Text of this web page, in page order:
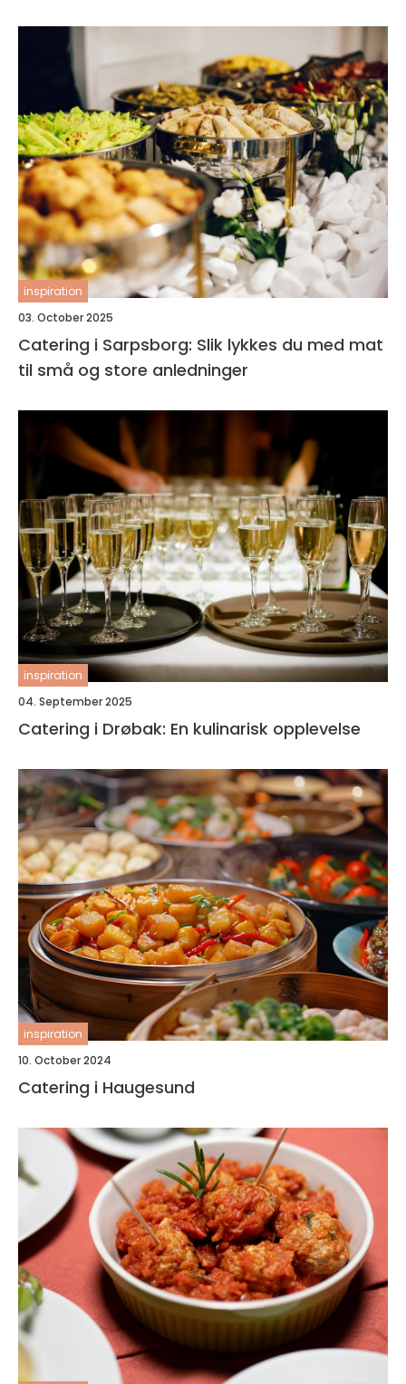
inspiration
03. October 2025
Catering i Sarpsborg: Slik lykkes du med mat
til små og store anledninger
inspiration
04. September 2025
Catering i Drøbak: En kulinarisk opplevelse
inspiration
10. October 2024
Catering i Haugesund